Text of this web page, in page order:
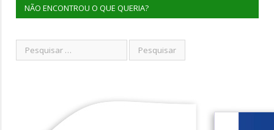
NÃO ENCONTROU O QUE QUERIA?